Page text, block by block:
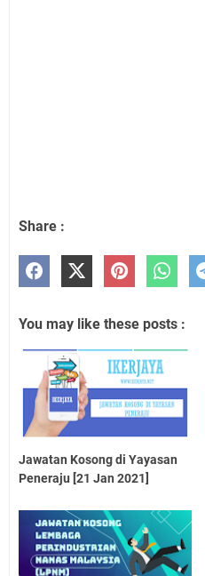
Share :
You may like these posts :
Jawatan Kosong di Yayasan
Peneraju [21 Jan 2021]